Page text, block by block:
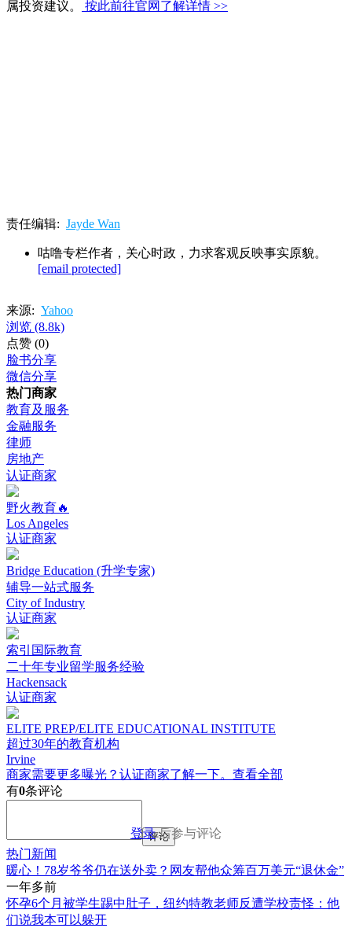
属投资建议。 按此前往官网了解详情 >>
责任编辑: Jayde Wan
咕噜专栏作者，关心时政，力求客观反映事实原貌。
[email protected]
来源: Yahoo
浏览 (8.8k)
点赞 (0)
脸书分享
微信分享
热门商家
教育及服务
金融服务
律师
房地产
认证商家
野火教育🔥
Los Angeles
认证商家
Bridge Education (升学专家)
辅导一站式服务
City of Industry
认证商家
索引国际教育
二十年专业留学服务经验
Hackensack
认证商家
ELITE PREP/ELITE EDUCATIONAL INSTITUTE
超过30年的教育机构
Irvine
商家需要更多曝光？认证商家了解一下。 查看全部
有0条评论
登录后参与评论
评论
热门新闻
暖心！78岁爷爷仍在送外卖？网友帮他众筹百万美元“退休金”
一年多前
怀孕6个月被学生踢中肚子，纽约特教老师反遭学校责怪：他
们说我本可以躲开